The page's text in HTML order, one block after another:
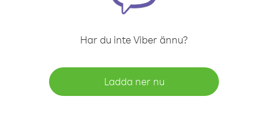
Har du inte Viber ännu?
Ladda ner nu